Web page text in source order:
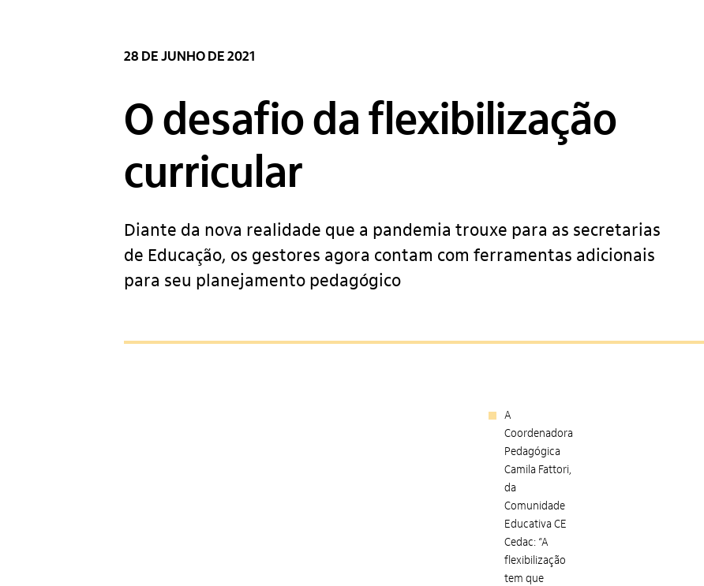
28 DE JUNHO DE 2021
O desafio da flexibilização
curricular
Diante da nova realidade que a pandemia trouxe para as secretarias
de Educação, os gestores agora contam com ferramentas adicionais
para seu planejamento pedagógico
A
Coordenadora
Pedagógica
Camila Fattori,
da
Comunidade
Educativa CE
Cedac: “A
flexibilização
tem que